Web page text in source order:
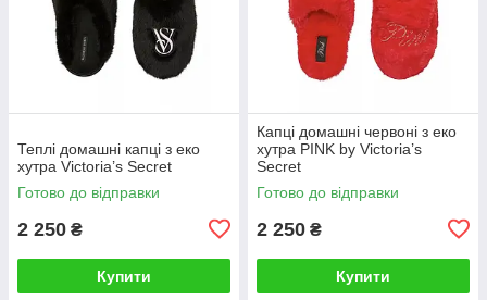
Теплі домашні капці з еко
хутра Victoria’s Secret
Готово до відправки
2 250 ₴
Купити
Капці домашні червоні з еко
хутра PINK by Victoria’s
Secret
Готово до відправки
2 250 ₴
Купити